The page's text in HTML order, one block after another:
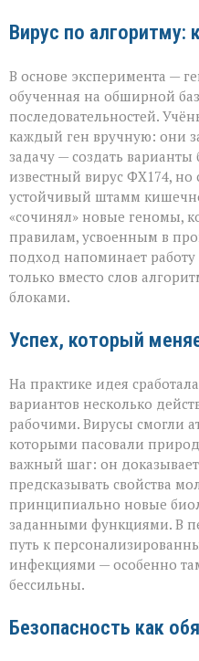
Вирус по алгоритму:
В основе эксперимента —
обученная на обширной
последовательностей.
каждый ген вручную: они
задачу — создать
известный вирус ФХ174,
устойчивый штамм
«сочинял» новые геномы,
правилам, усвоенным в
подход напоминает
только вместо слов
блоками.
Успех, который
На практике идея
вариантов несколько
рабочими. Вирусы смогли
которыми пасовали
важный шаг: он
предсказывать свойства
принципиально новые
заданными функциями. В
путь к
инфекциями — особенно
бессильны.
Безопасность как